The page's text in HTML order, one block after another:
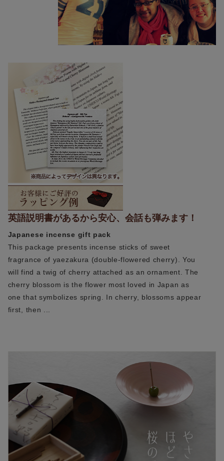
英語説明書があるから安心、会話も弾みます！
Japanese incense gift pack
This package presents incense sticks of sweet
fragrance of yaezakura (double-flowered cherry). You
will find a twig of cherry attached as an ornament. The
cherry blossom is the flower most loved in Japan as
one that symbolizes spring. In cherry, blossoms appear
first, then ...